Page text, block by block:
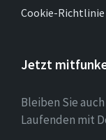
Cookie-Richtlinie
Jetzt
Bleiben Sie
Laufenden mit